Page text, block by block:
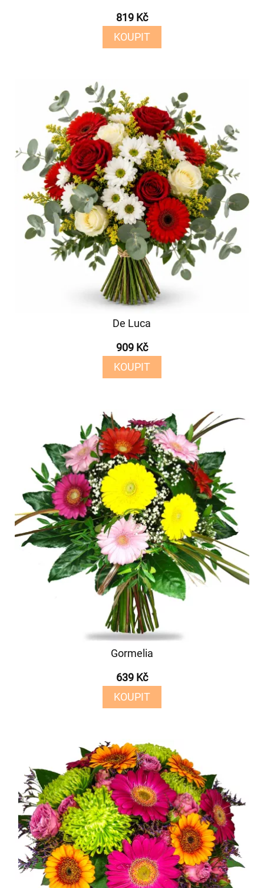
819 Kč
KOUPIT
De Luca
909 Kč
KOUPIT
Gormelia
639 Kč
KOUPIT